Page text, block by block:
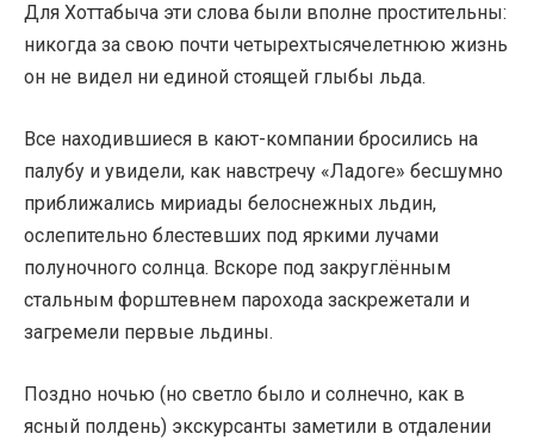
Для Хоттабыча эти слова были вполне простительны:
никогда за свою почти четырехтысячелетнюю жизнь
он не видел ни единой стоящей глыбы льда.
Все находившиеся в кают-компании бросились на
палубу и увидели, как навстречу «Ладоге» бесшумно
приближались мириады белоснежных льдин,
ослепительно блестевших под яркими лучами
полуночного солнца. Вскоре под закруглённым
стальным форштевнем парохода заскрежетали и
загремели первые льдины.
Поздно ночью (но светло было и солнечно, как в
ясный полдень) экскурсанты заметили в отдалении